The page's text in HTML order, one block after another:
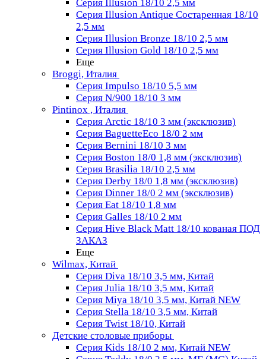
Серия Illusion 18/10 2,5 мм
Серия Illusion Antique Состаренная 18/10
2,5 мм
Серия Illusion Bronze 18/10 2,5 мм
Серия Illusion Gold 18/10 2,5 мм
Еще
Broggi, Италия
Серия Impulso 18/10 5,5 мм
Серия N/900 18/10 3 мм
Pintinox , Италия
Серия Arctic 18/10 3 мм (эксклюзив)
Серия BaguetteEco 18/0 2 мм
Серия Bernini 18/10 3 мм
Серия Boston 18/0 1,8 мм (эксклюзив)
Серия Brasilia 18/10 2,5 мм
Серия Derby 18/0 1,8 мм (эксклюзив)
Серия Dinner 18/0 2 мм (эксклюзив)
Серия Eat 18/10 1,8 мм
Серия Galles 18/10 2 мм
Серия Hive Black Matt 18/10 кованая ПОД
ЗАКАЗ
Еще
Wilmax, Китай
Серия Diva 18/10 3,5 мм, Китай
Серия Julia 18/10 3,5 мм, Китай
Серия Miya 18/10 3,5 мм, Китай NEW
Серия Stella 18/10 3,5 мм, Китай
Серия Twist 18/10, Китай
Детские столовые приборы
Серия Kids 18/10 2 мм, Китай NEW